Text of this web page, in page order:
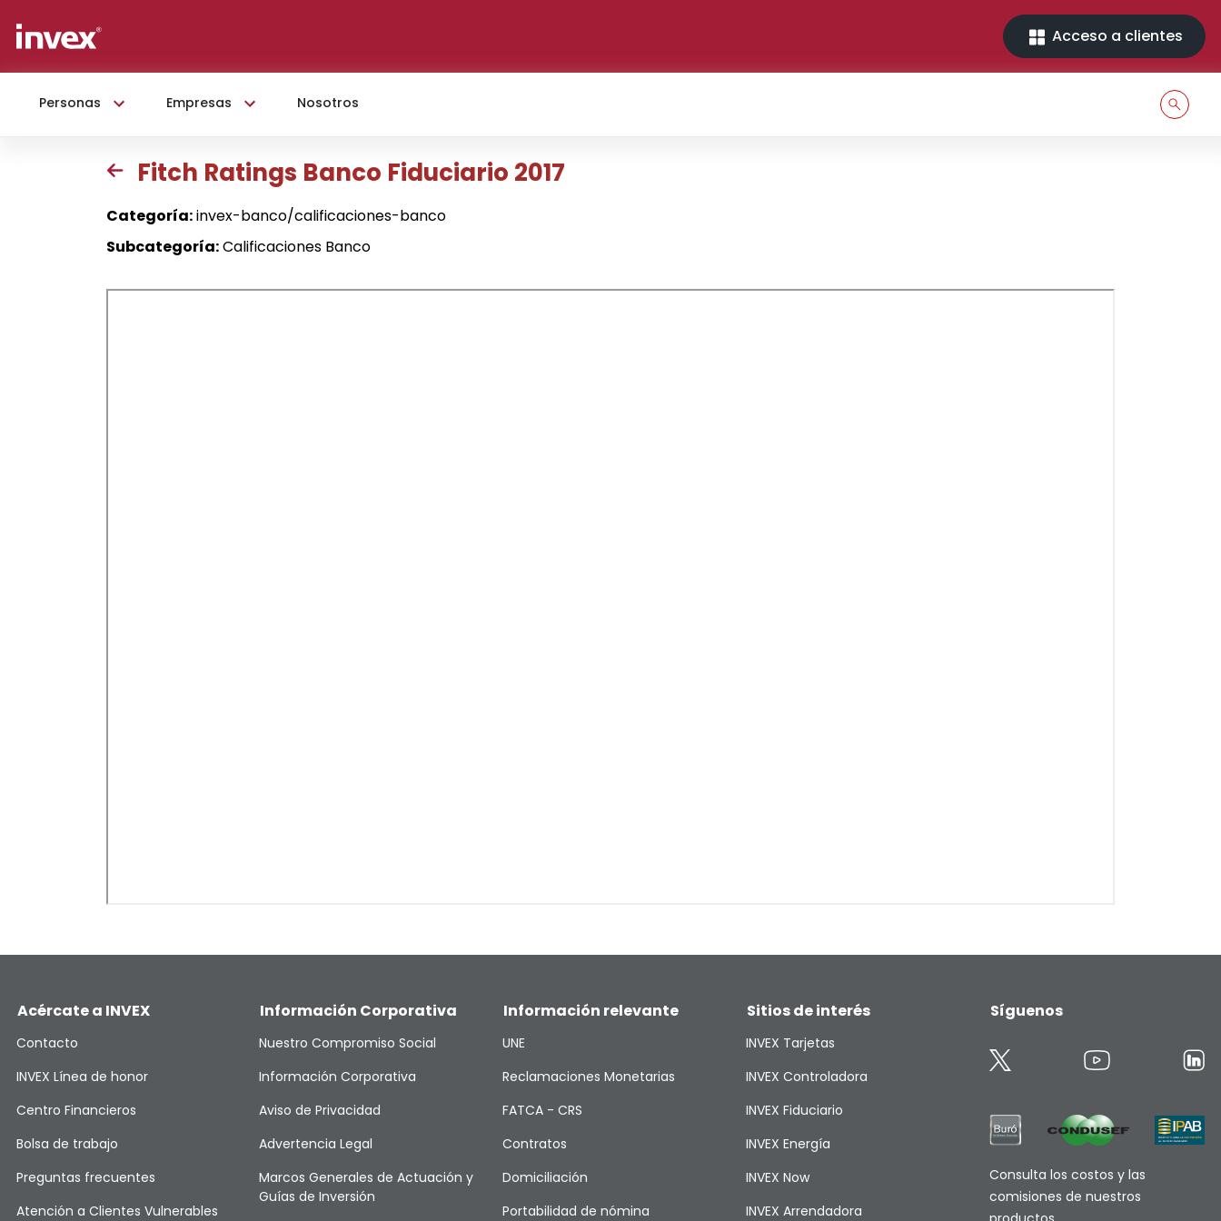
Acceso a clientes
Personas Empresas Nosotros
Fitch Ratings Banco Fiduciario 2017
Categoría:invex-banco/calificaciones-banco
Subcategoría:Calificaciones Banco
Acércate a INVEX
Contacto
INVEX Línea de honor
Centro Financieros
Bolsa de trabajo
Preguntas frecuentes
Atención a Clientes Vulnerables
Información Corporativa
Nuestro Compromiso Social
Información Corporativa
Aviso de Privacidad
Advertencia Legal
Marcos Generales de Actuación y
Guías de Inversión
Información relevante
UNE
Reclamaciones Monetarias
FATCA - CRS
Contratos
Domiciliación
Portabilidad de nómina
Sitios de interés
INVEX Tarjetas
INVEX Controladora
INVEX Fiduciario
INVEX Energía
INVEX Now
INVEX Arrendadora
Síguenos
Consulta los costos y las
comisiones de nuestros